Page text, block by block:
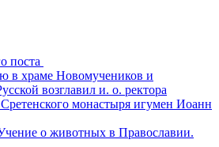
поста
в храме Новомучеников и
возглавил и. о. ректора
монастыря игумен Иоанн
о животных в Православии.